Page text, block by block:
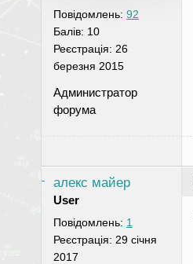
Повідомлень: 92
Балів: 10
Реєстрація: 26
березня 2015
Администратор
форума
алекс майер
User
Повідомлень: 1
Реєстрація: 29 січня
2017